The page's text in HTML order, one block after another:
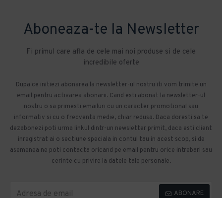
Aboneaza-te la Newsletter
Fi primul care afla de cele mai noi produse si de cele
incredibile oferte
Dupa ce initiezi abonarea la newsletter-ul nostru iti vom trimite un
email pentru activarea abonarii. Cand esti abonat la newsletter-ul
nostru o sa primesti emailuri cu un caracter promotional sau
informativ si cu o frecventa medie, chiar redusa. Daca doresti sa te
dezabonezi poti urma linkul dintr-un newsletter primit, daca esti client
inregistrat ai o sectiune speciala in contul tau in acest scop, si de
asemenea ne poti contacta oricand pe email pentru orice intrebari sau
cerinte cu privire la datele tale personale.
ABONARE